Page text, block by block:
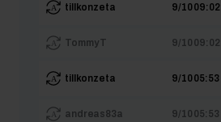
tillkonzeta 9/10 09:02
Tommy T 9/10 09:02
tillkonzeta 9/10 05:53
andreas83a 9/10 05:53